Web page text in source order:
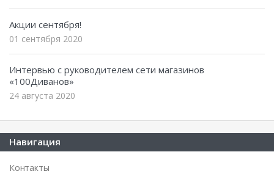
Акции сентября!
01 сентября 2020
Интервью с руководителем сети магазинов
«100Диванов»
24 августа 2020
Навигация
Контакты